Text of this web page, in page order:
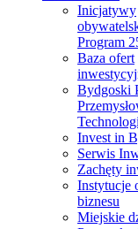
Inicjatywy
Program
Baza ofert
Bydgoski
Invest in
Serwis
Zachęty
Instytucje
biznesu
Miejskie